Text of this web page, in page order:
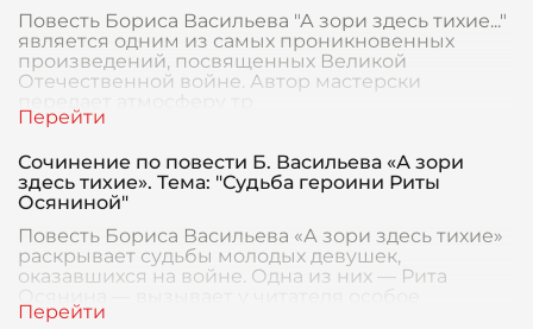
Повесть Бориса Васильева "А зори здесь тихие..."
является одним из самых проникновенных
произведений, посвященных Великой
Отечественной войне. Автор мастерски
Сочинение по повести Б. Васильева «А зори
здесь тихие». Тема: "Судьба героини Риты
Осяниной"
Повесть Бориса Васильева «А зори здесь тихие»
раскрывает судьбы молодых девушек,
оказавшихся на войне. Одна из них — Рита
Осянина — вызывает у читателя особое
внимание благодаря св